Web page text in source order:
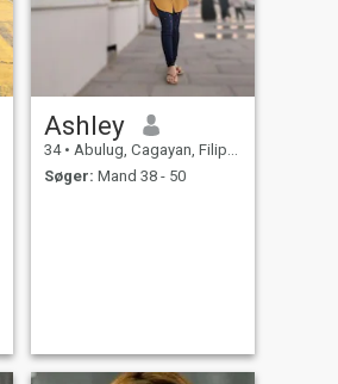
Ashley
34 • Abulug, Cagayan, Filippinerne
Søger: Mand 38 - 50